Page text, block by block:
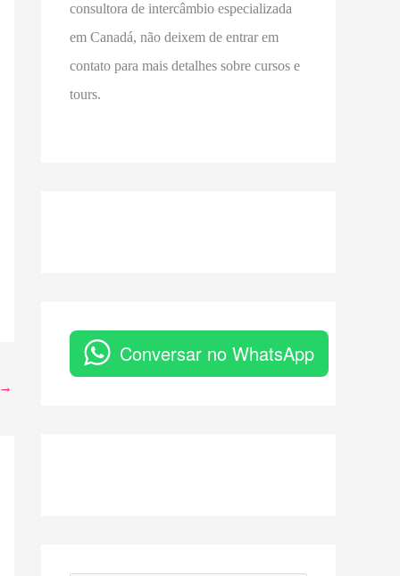
consultora de intercâmbio especializada
em Canadá, não deixem de entrar em
contato para mais detalhes sobre cursos e
tours.
Conversar no WhatsApp